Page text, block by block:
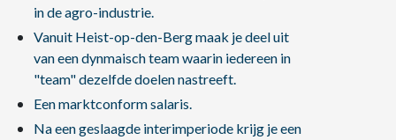
in de agro-industrie.
Vanuit Heist-op-den-Berg maak je deel uit
van een dynmaisch team waarin iedereen in
"team" dezelfde doelen nastreeft.
Een marktconform salaris.
Na een geslaagde interimperiode krijg je een